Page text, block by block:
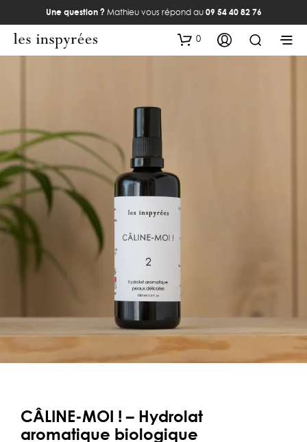
Une question ? Mathieu vous répond au 09 54 40 82 76
0
CÂLINE-MOI ! – Hydrolat
aromatique biologique